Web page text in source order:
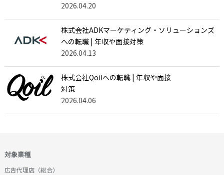
2026.04.20
株式会社ADKマーケティング・ソリューションズ
への転職 | 年収や面接対策
2026.04.13
株式会社Qoilへの転職 | 年収や面接
対策
2026.04.06
対象業種
広告代理店（総合）